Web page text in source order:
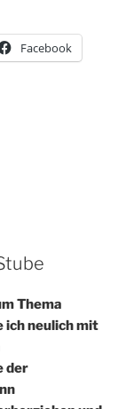
Facebook
Thema
neulich mit
der